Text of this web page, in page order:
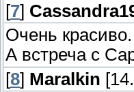
[7]
Очень
А встреча с
[8] Maralkin